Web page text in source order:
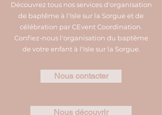
Découvrez tous nos services d'organisation
de baptême à l'Isle sur la Sorgue et de
célébration par CEvent Coordination.
Confiez-nous l'organisation du baptême
de votre enfant à l'Isle sur la Sorgue.
Nous contacter
Nous découvrir